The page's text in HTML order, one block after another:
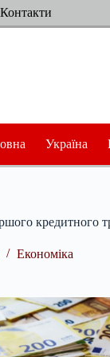
Контакти
Україна
кредитного
Економіка